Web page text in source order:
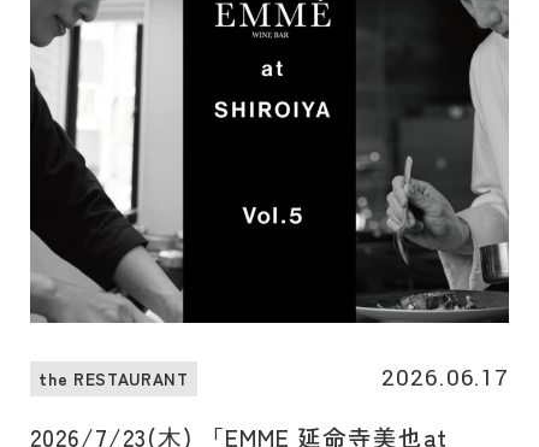
the RESTAURANT 2026.06.17
2026/7/23(⽊) 「EMME 延命寺美也at